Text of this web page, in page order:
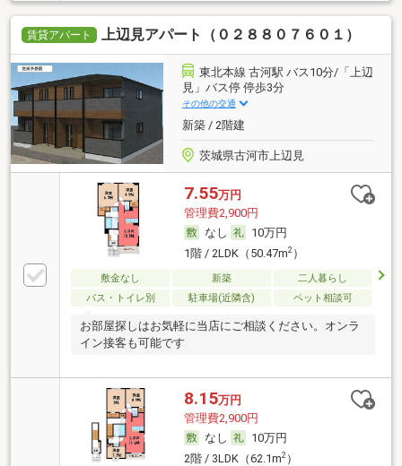
賃貸アパート 上辺見アパート（０２８８０７６０１）
東北本線 古河駅 バス10分/「上辺
見」バス停 停歩3分
その他の交通
新築 / 2階建
茨城県古河市上辺見
7.55万円
管理費2,900円
なし
10万円
1階 / 2LDK（50.47m2）
敷金なし 新築
二人暮らし
バス・トイレ別
駐車場(近隣含) ペット相談可
お部屋探しはお気軽に当店にご相談ください。オンラ
イン接客も可能です
8.15万円
管理費2,900円
なし
10万円
2階 / 3LDK（62.1m2）